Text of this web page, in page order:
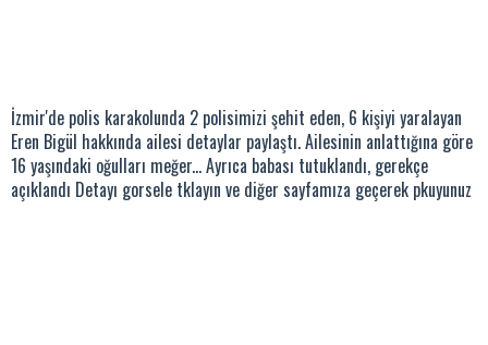
İzmir'de polis karakolunda 2 polisimizi şehit eden, 6 kişiyi yaralayan
Eren Bigül hakkında ailesi detaylar paylaştı. Ailesinin anlattığına göre
16 yaşındaki oğulları meğer... Ayrıca babası tutuklandı, gerekçe
açıklandı Detayı gorsele tklayın ve diğer sayfamıza geçerek pkuyunuz